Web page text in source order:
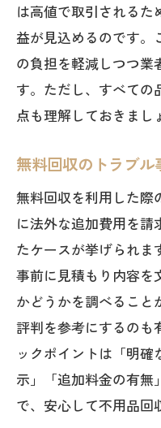
は高値で取引されるた
益が見込めるのです。
の負担を軽減しつつ業
す。ただし、すべての
点も理解しておきまし
無料回収のトラブ
無料回収を利用した際
に法外な追加費用を請
たケースが挙げられま
事前に見積もり内容を
かどうかを調べること
評判を参考にするのも
ックポイントは「明
示」「追加料金の有無
で、安心して不用品回